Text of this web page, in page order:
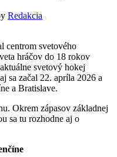
Redakcia
centrom svetového
hráčov do 18 rokov
svetový hokej
sa začal 22. apríla 2026 a
a Bratislave.
Okrem zápasov základnej
sa tu rozhodne aj o